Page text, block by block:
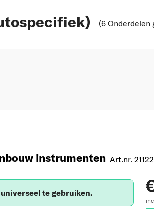
(6 Onderdelen
instrumenten Art.nr. 21122
te gebruiken.